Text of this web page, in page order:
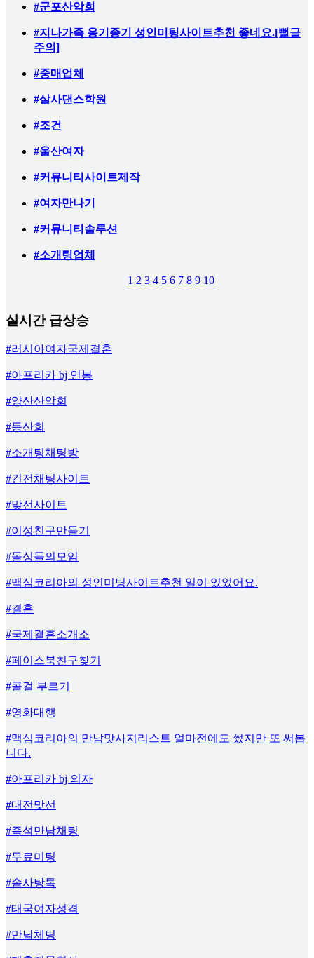
#군포산악회
#지나가족 옹기종기 성인미팅사이트추천 좋네요.[뻘글
주의]
#중매업체
#살사댄스학원
#조건
#울산여자
#커뮤니티사이트제작
#여자만나기
#커뮤니티솔루션
#소개팅업체
1 2 3 4 5 6 7 8 9 10
실시간 급상승
#러시아여자국제결혼
#아프리카 bj 연봉
#양산산악회
#등산회
#소개팅채팅방
#건전채팅사이트
#맞선사이트
#이성친구만들기
#돌싱들의모임
#맥심코리아의 성인미팅사이트추천 일이 있었어요.
#결혼
#국제결혼소개소
#페이스북친구찾기
#콜걸 부르기
#영화대행
#맥심코리아의 만남맛사지리스트 얼마전에도 썼지만 또 써봅
니다.
#아프리카 bj 의자
#대전맞선
#즉석만남채팅
#무료미팅
#솜사탕톡
#태국여자성격
#만남체팅